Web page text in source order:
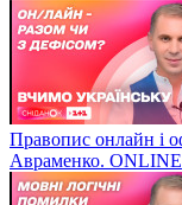
Правопис онлайн і
Авраменко. ONLINE